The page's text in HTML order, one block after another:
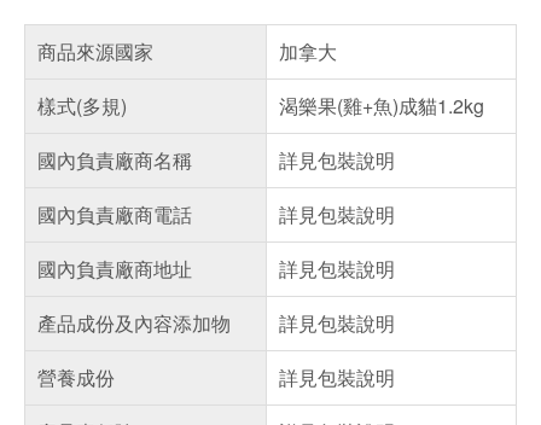
商品來源國家
加拿大
樣式(多規)
渴樂果(雞+魚)成貓1.2kg
國內負責廠商名稱
詳見包裝說明
國內負責廠商電話
詳見包裝說明
國內負責廠商地址
詳見包裝說明
產品成份及內容添加物
詳見包裝說明
營養成份
詳見包裝說明